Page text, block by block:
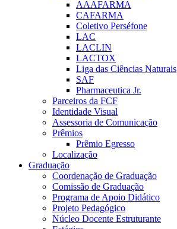
AAAFARMA
CAFARMA
Coletivo Perséfone
LAC
LACLIN
LACTOX
Liga das Ciências Naturais
SAF
Pharmaceutica Jr.
Parceiros da FCF
Identidade Visual
Assessoria de Comunicação
Prêmios
Prêmio Egresso
Localização
Graduação
Coordenação de Graduação
Comissão de Graduação
Programa de Apoio Didático
Projeto Pedagógico
Núcleo Docente Estruturante